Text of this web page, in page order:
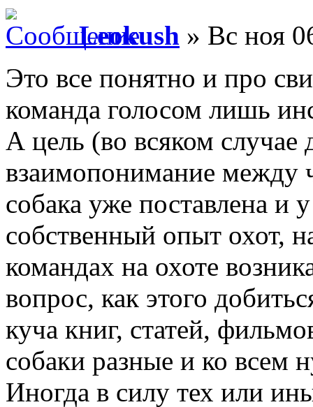
Leokush » Вс ноя
Это все понятно и про
команда голосом лишь
А цель (во всяком случае
взаимопонимание между
собака уже поставлена и
собственный опыт охот,
командах на охоте
вопрос, как этого
куча книг, статей,
собаки разные и ко всем
Иногда в силу тех или